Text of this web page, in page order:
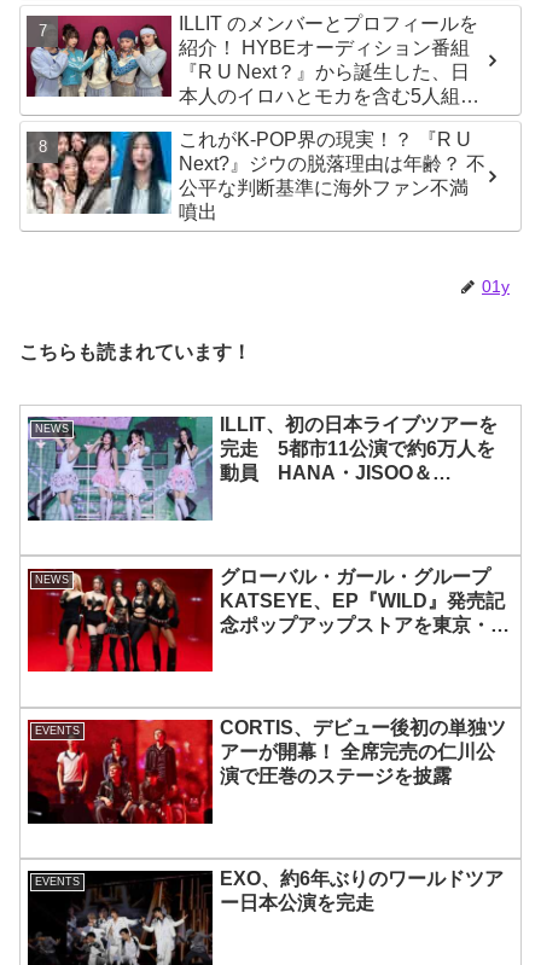
ILLIT のメンバーとプロフィールを
紹介！ HYBEオーディション番組
『R U Next？』から誕生した、日
本人のイロハとモカを含む5人組ガ
ールズグループ！ デビュー曲
「Magnetic」がいきなりの大ヒッ
ト
これがK-POP界の現実！？ 『R U
Next?』ジウの脱落理由は年齢？ 不
公平な判断基準に海外ファン不満
噴出
01y
こちらも読まれています！
NEWS
ILLIT、初の日本ライブツアーを
完走 5都市11公演で約6万人を
動員 HANA・JISOO＆
NEWS
グローバル・ガール・グループ
KATSEYE、EP『WILD』発売記
念ポップアップストアを東京・原
EVENTS
CORTIS、デビュー後初の単独ツ
アーが開幕！ 全席完売の仁川公
演で圧巻のステージを披露
EVENTS
EXO、約6年ぶりのワールドツア
ー日本公演を完走